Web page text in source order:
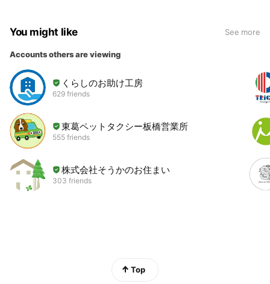
You might like See more
Accounts others are viewing
くらしのお助け工房
629 friends
東葛ペットタクシー板橋営業所
555 friends
株式会社そうかのお住まい
303 friends
Top